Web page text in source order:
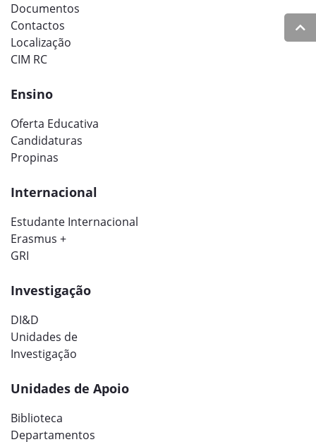
Documentos
Contactos
Localização
CIM RC
Ensino
Oferta Educativa
Candidaturas
Propinas
Internacional
Estudante Internacional
Erasmus +
GRI
Investigação
DI&D
Unidades de
Investigação
Unidades de Apoio
Biblioteca
Departamentos